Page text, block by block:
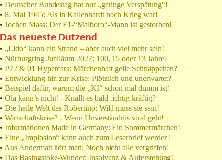
• Deutscher Bundestag hat nur „geringe Verspätung“!
• 8. Mai 1945: Als in Kallenhardt noch Krieg war!
• Jochen Mass: Der F1-“Malboro“-Mann ist gestorben!
Das neueste Dutzend
• „Lido“ kann ein Strand – aber auch viel mehr sein!
• Nürburgring Jubiläum 2027: 100, 15 oder 13 Jahre?
• P72 & 01 Hypercars: Märchenhaft geile Schnäppchen?
• Entwicklung hin zur Krise: Plötzlich und unerwartet?
• Beispiel dafür, warum die „KI“ schon mal dumm ist!
• Ola kann’s nicht! - Knallt es bald richtig kräftig?
• Die heile Welt des Robertino: Wild muss sie sein!
• Wirtschaftskrise? - Wenn Unverständnis viral geht!
• Informationen Made in Germany: Ein Sommermärchen!
• Eine „Implosion“ kann auch zum Leserbrief werden!
• Aus Andermatt hört man: Noch nicht alle vergriffen!
• Das Basingstoke-Wunder: Insolvenz & Auferstehung!